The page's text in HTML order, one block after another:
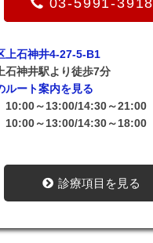
03-5991-3918
上石神井4-27-5-B1
石神井駅より徒歩7分
ルート案内を見る
～13:00/14:30～21:00
～13:00/14:30～18:00
診療項目を見る